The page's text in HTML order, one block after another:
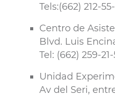
Tels:(662) 212-
Centro de
Blvd. Luis
Tel: (662) 259-
Unidad
Av del Seri,